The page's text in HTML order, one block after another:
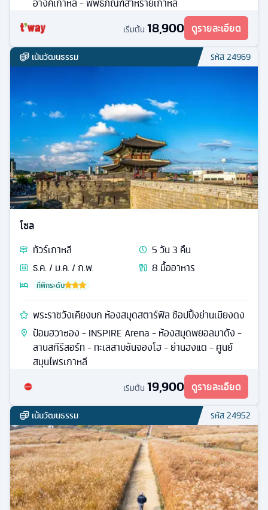
เริ่มต้น 18,900 ดูรายละเอียด
เน้นวัฒนธรรม รหัส24969
โซล
ทัวร์เกาหลี 5วัน3 คืน
ธ.ค. / ม.ค. / ก.พ.
8 มื้ออาหาร
ที่พักระดับ
พระราชวังเคียงบก ห้องสมุดสตาร์ฟิล ช้อปปิ้งย่านเมียงดง
ป้อมฮวาซอง - INSPIRE Arena - ห้องสมุดพยอลมาดัง -
ลานสกีรีสอร์ท - ทะเลสาบซันจองโฮ - ย่านฮงแด - ศูนย์
สมุนไพรเกาหลี
เริ่มต้น 19,900 ดูรายละเอียด
เน้นวัฒนธรรม รหัส24952